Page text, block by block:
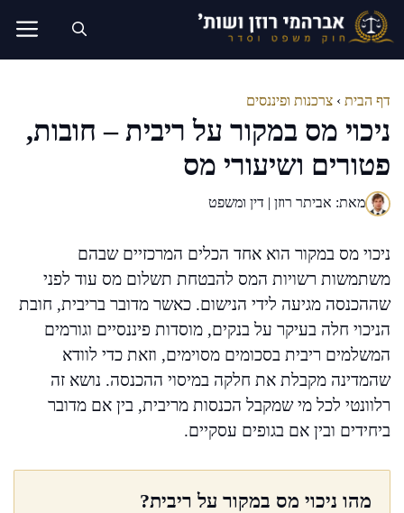
לדלג
לתוכן
דף הבית › צרכנות ופיננסים
ניכוי מס במקור על ריבית – חובות,
פטורים ושיעורי מס
מאת: אביתר רוזן | דין ומשפט
ניכוי מס במקור הוא אחד הכלים המרכזיים שבהם
משתמשות רשויות המס להבטחת תשלום מס עוד לפני
שההכנסה מגיעה לידי הנישום. כאשר מדובר בריבית, חובת
הניכוי חלה בעיקר על בנקים, מוסדות פיננסיים וגורמים
המשלמים ריבית בסכומים מסוימים, וזאת כדי לוודא
שהמדינה מקבלת את חלקה במיסוי ההכנסה. נושא זה
רלוונטי לכל מי שמקבל הכנסות מריבית, בין אם מדובר
ביחידים ובין אם בגופים עסקיים.
מהו ניכוי מס במקור על ריבית?